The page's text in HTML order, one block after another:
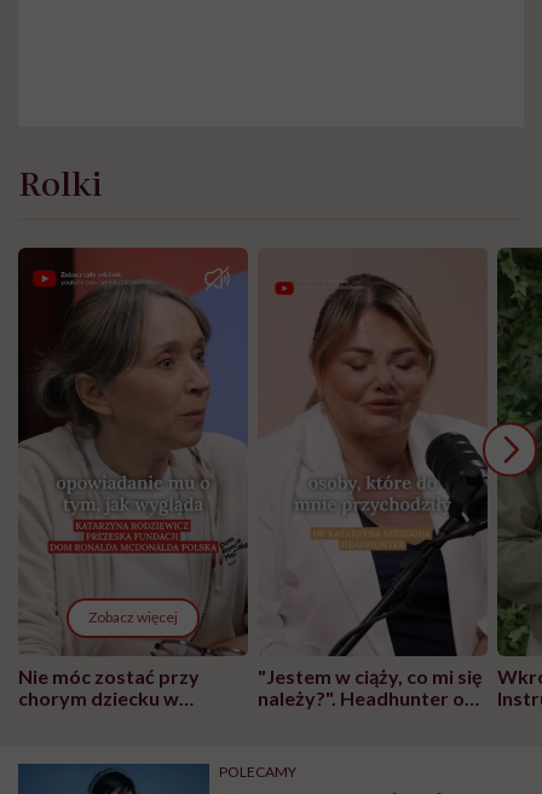
Rolki
Zobacz więcej
Nie móc zostać przy
chorym dziecku w
może chyba tylko
głupota i brak
"Jestem w ciąży, co mi się
należy?". Headhunter o
pracy
POLECAMY